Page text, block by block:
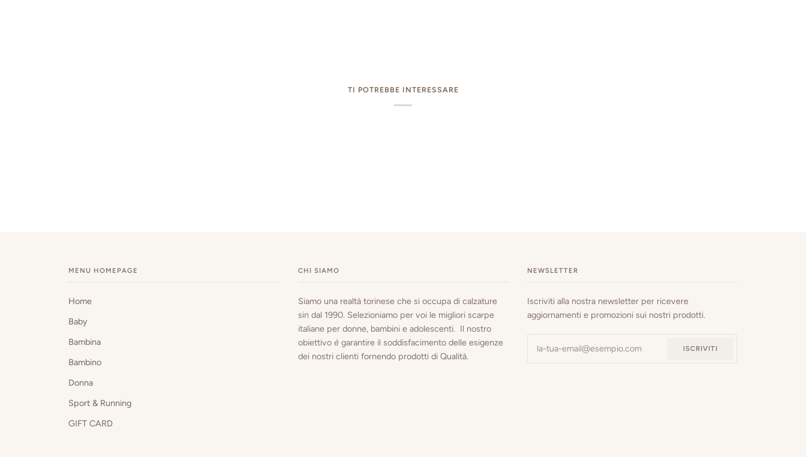
TI POTREBBE INTERESSARE
MENU HOMEPAGE
Home
Baby
Bambina
Bambino
Donna
Sport & Running
GIFT CARD
CHI SIAMO
Siamo una realtà torinese che si occupa di calzature
sin dal 1990. Selezioniamo per voi le migliori scarpe
italiane per donne, bambini e adolescenti. Il nostro
obiettivo è garantire il soddisfacimento delle esigenze
dei nostri clienti fornendo prodotti di Qualità.
NEWSLETTER
Iscriviti alla nostra newsletter per ricevere
aggiornamenti e promozioni sui nostri prodotti.
ISCRIVITI